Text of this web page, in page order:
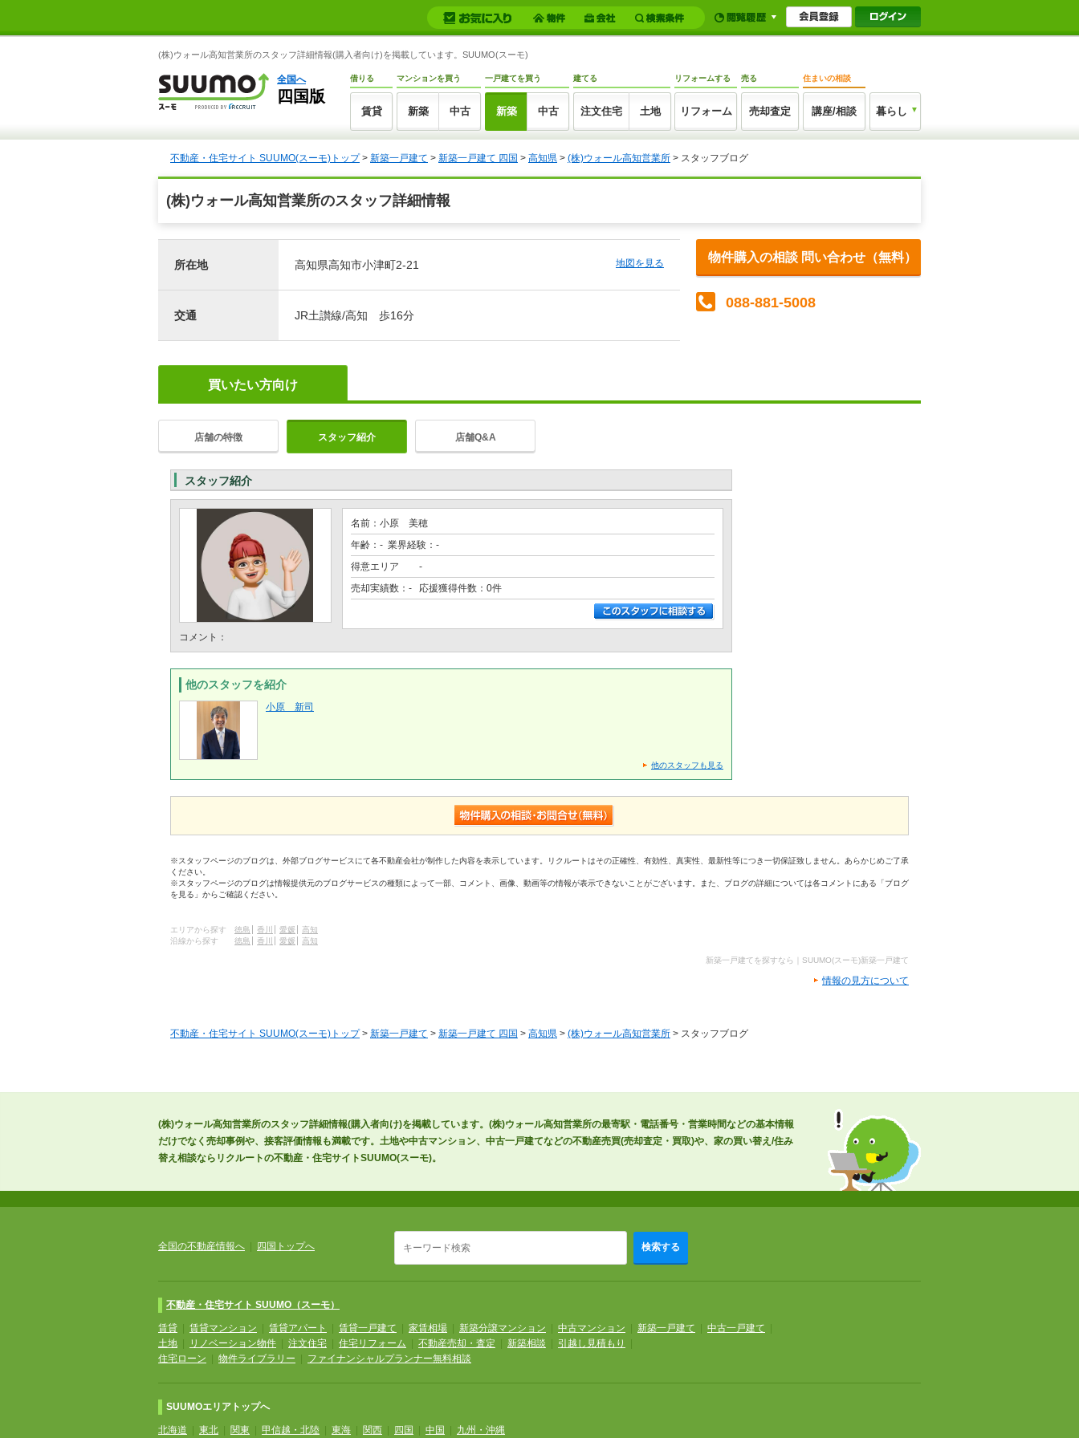
(株)ウォール高知営業所のスタッフ詳細情報(購入者向け)を掲載しています。SUUMO(スーモ)
全国へ
四国版
借りる
賃貸
マンションを買う
新築 中古
一戸建てを買う
新築 中古
建てる
注文住宅 土地
リフォームする
リフォーム
売る
売却査定
住まいの相談
講座/相談 暮らし
不動産・住宅サイト SUUMO(スーモ)トップ> 新築一戸建て > 新築一戸建て 四国 > 高知県 > (株)ウォール高知営業所 > スタッフブログ
(株)ウォール高知営業所のスタッフ詳細情報
所在地 高知県高知市小津町2-21 地図を見る
交通 JR土讃線/高知 歩16分
物件購入の相談 問い合わせ（無料）
088-881-5008
買いたい方向け
店舗の特徴 スタッフ紹介 店舗Q&A
スタッフ紹介
コメント：
名前：小原 美穂
年齢：- 業界経験：-
得意エリア
-
売却実績数：- 応援獲得件数：0件
他のスタッフを紹介
小原 新司
他のスタッフも見る
※スタッフページのブログは、外部ブログサービスにて各不動産会社が制作した内容を表示しています。リクルートはその正確性、有効性、真実性、最新性等につき一切保証致しません。あらかじめご了承
ください。
※スタッフページのブログは情報提供元のブログサービスの種類によって一部、コメント、画像、動画等の情報が表示できないことがございます。また、ブログの詳細については各コメントにある「ブログ
を見る」からご確認ください。
エリアから探す 徳島 香川 愛媛
高知
沿線から探す
徳島 香川 愛媛 高知
新築一戸建てを探すなら｜SUUMO(スーモ)新築一戸建て
情報の見方について
不動産・住宅サイト SUUMO(スーモ)トップ> 新築一戸建て > 新築一戸建て 四国 > 高知県 > (株)ウォール高知営業所 > スタッフブログ
(株)ウォール高知営業所のスタッフ詳細情報(購入者向け)を掲載しています。(株)ウォール高知営業所の最寄駅・電話番号・営業時間などの基本情報
だけでなく売却事例や、接客評価情報も満載です。土地や中古マンション、中古一戸建てなどの不動産売買(売却査定・買取)や、家の買い替え/住み
替え相談ならリクルートの不動産・住宅サイトSUUMO(スーモ)。
全国の不動産情報へ 四国トップへ 検索する
不動産・住宅サイト SUUMO（スーモ）
賃貸 賃貸マンション 賃貸アパート 賃貸一戸建て 家賃相場 新築分譲マンション 中古マンション 新築一戸建て 中古一戸建て
土地
リノベーション物件 注文住宅 住宅リフォーム 不動産売却・査定 新築相談 引越し見積もり
住宅ローン
物件ライブラリー ファイナンシャルプランナー無料相談
SUUMOエリアトップへ
北海道 東北 関東 甲信越・北陸 東海 関西 四国 中国 九州・沖縄